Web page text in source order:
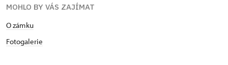
MOHLO BY VÁS ZAJÍMAT
O zámku
Fotogalerie